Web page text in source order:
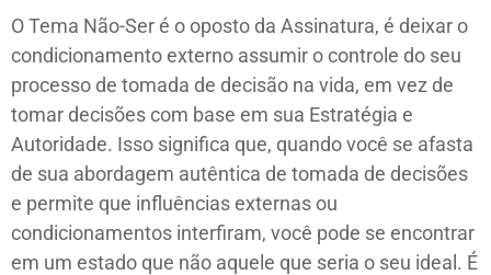
O Tema Não-Ser é o oposto da Assinatura, é deixar o
condicionamento externo assumir o controle do seu
processo de tomada de decisão na vida, em vez de
tomar decisões com base em sua Estratégia e
Autoridade. Isso significa que, quando você se afasta
de sua abordagem autêntica de tomada de decisões
e permite que influências externas ou
condicionamentos interfiram, você pode se encontrar
em um estado que não aquele que seria o seu ideal. É